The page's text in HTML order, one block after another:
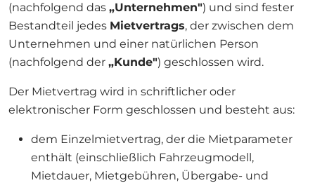
(nachfolgend das „Unternehmen") und sind fester
Bestandteil jedes Mietvertrags, der zwischen dem
Unternehmen und einer natürlichen Person
(nachfolgend der „Kunde") geschlossen wird.
Der Mietvertrag wird in schriftlicher oder
elektronischer Form geschlossen und besteht aus:
dem Einzelmietvertrag, der die Mietparameter
enthält (einschließlich Fahrzeugmodell,
Mietdauer, Mietgebühren, Übergabe- und